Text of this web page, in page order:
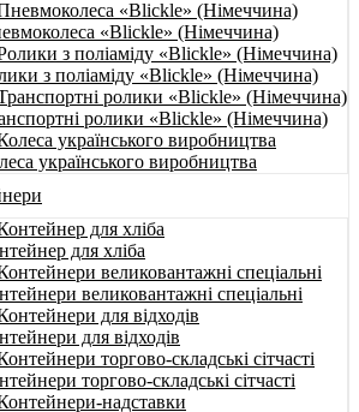
«Blickle» (Німеччина)
з поліаміду «Blickle» (Німеччина)
ролики «Blickle» (Німеччина)
українського виробництва
для хліба
великовантажні спеціальні
для відходів
торгово-складські сітчасті